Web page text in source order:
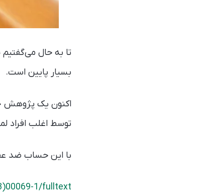
بسیار پایین است.
اکنون یک پژوهش
توسط اغلب افراد
با این حساب ضد
1/fulltext